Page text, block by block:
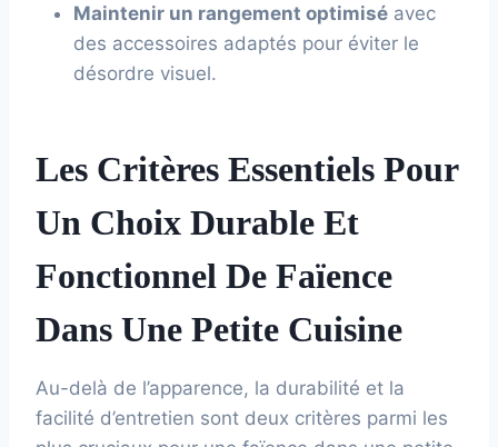
Maintenir un rangement optimisé avec
des accessoires adaptés pour éviter le
désordre visuel.
Les Critères Essentiels Pour
Un Choix Durable Et
Fonctionnel De Faïence
Dans Une Petite Cuisine
Au-delà de l’apparence, la durabilité et la
facilité d’entretien sont deux critères parmi les